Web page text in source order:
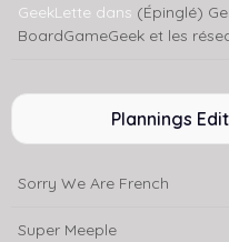
GeekLette dans (Épinglé)
BoardGameGeek et les
Plannings
Sorry We Are French
Super Meeple